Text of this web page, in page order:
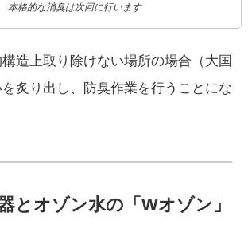
本格的な消臭は次回に行います
造上取り除けない場所の場合（大国
炙り出し、防臭作業を行うことにな
とオゾン水の「Wオゾン」